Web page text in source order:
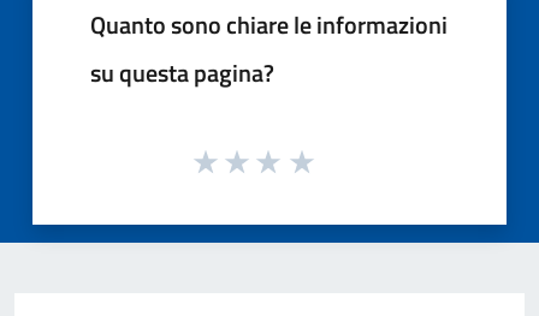
Quanto sono chiare le informazioni
su questa pagina?